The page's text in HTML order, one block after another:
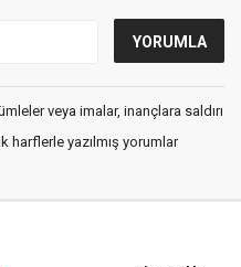
veya imalar, inançlara saldırı
harflerle yazılmış yorumlar